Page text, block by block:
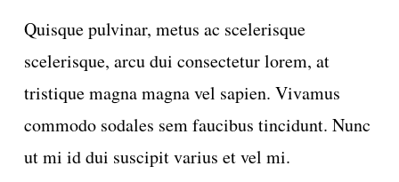
Quisque pulvinar, metus ac scelerisque
scelerisque, arcu dui consectetur lorem, at
tristique magna magna vel sapien. Vivamus
commodo sodales sem faucibus tincidunt. Nunc
ut mi id dui suscipit varius et vel mi.